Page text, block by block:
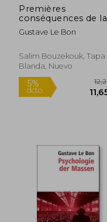
Premières
conséquences de la
guerre:
Transformation
(en Francés)
Gustave Le Bon
Salim Bouzekouk, Tapa
Blanda, Nuevo